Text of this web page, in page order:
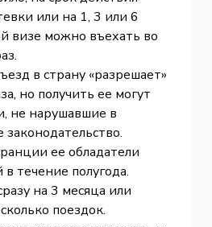
или на 1, 3 или 6
визе можно въехать во
в страну «разрешает»
но получить ее могут
не нарушавшие в
ее обладатели
течение полугода.
на 3 месяца или
поездок.